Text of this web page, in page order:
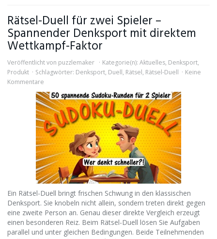
Rätsel-Duell für zwei Spieler –
Spannender Denksport mit direktem
Wettkampf-Faktor
Veröffentlicht von puzzlemaker Kategorie(n): Aktuelles, Denksport,
Produkt
Schlagwörter: Denksport, Duell, Rätsel, Rätsel-Duell
Keine
Kommentare
Ein Rätsel-Duell bringt frischen Schwung in den klassischen
Denksport. Sie knobeln nicht allein, sondern treten direkt gegen
eine zweite Person an. Genau dieser direkte Vergleich erzeugt
einen besonderen Reiz. Beim Rätsel-Duell lösen Sie Aufgaben
parallel und unter gleichen Bedingungen. Beide Teilnehmenden